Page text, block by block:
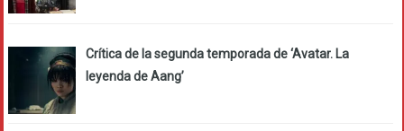
Crítica de la segunda temporada de ‘Avatar. La
leyenda de Aang’